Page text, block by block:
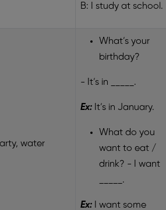
B: I study at school.
water
What’s your
birthday?
- It’s in _____.
Ex: It’s in January.
What do you
want to eat /
drink? - I want
_____.
Ex: I want some